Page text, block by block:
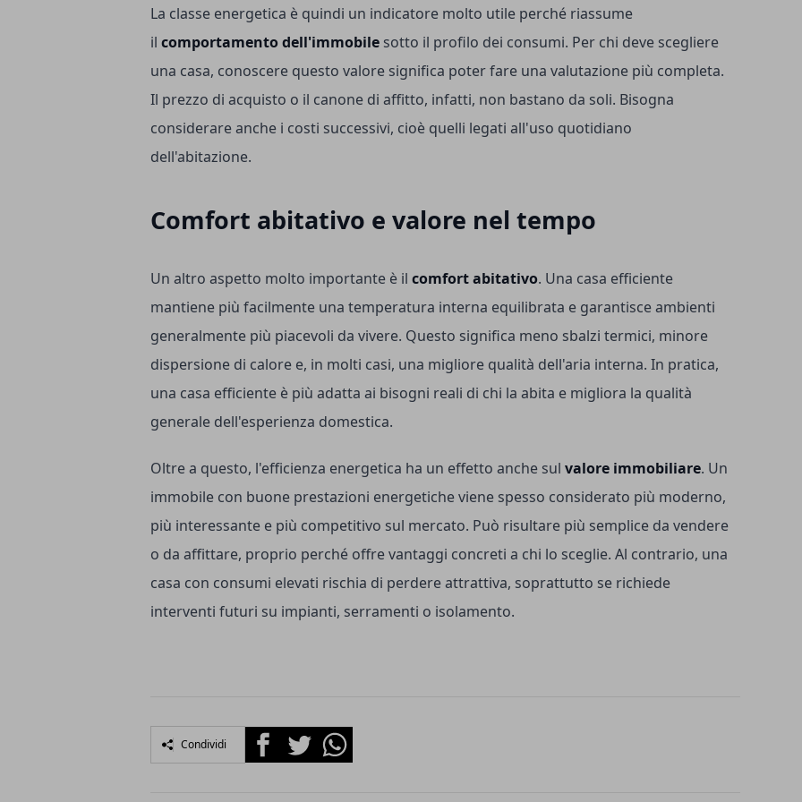
La classe energetica è quindi un indicatore molto utile perché riassume
il comportamento dell'immobile sotto il profilo dei consumi. Per chi deve scegliere
una casa, conoscere questo valore significa poter fare una valutazione più completa.
Il prezzo di acquisto o il canone di affitto, infatti, non bastano da soli. Bisogna
considerare anche i costi successivi, cioè quelli legati all'uso quotidiano
dell'abitazione.
Comfort abitativo e valore nel tempo
Un altro aspetto molto importante è il comfort abitativo. Una casa efficiente
mantiene più facilmente una temperatura interna equilibrata e garantisce ambienti
generalmente più piacevoli da vivere. Questo significa meno sbalzi termici, minore
dispersione di calore e, in molti casi, una migliore qualità dell'aria interna. In pratica,
una casa efficiente è più adatta ai bisogni reali di chi la abita e migliora la qualità
generale dell'esperienza domestica.
Oltre a questo, l'efficienza energetica ha un effetto anche sul valore immobiliare. Un
immobile con buone prestazioni energetiche viene spesso considerato più moderno,
più interessante e più competitivo sul mercato. Può risultare più semplice da vendere
o da affittare, proprio perché offre vantaggi concreti a chi lo sceglie. Al contrario, una
casa con consumi elevati rischia di perdere attrattiva, soprattutto se richiede
interventi futuri su impianti, serramenti o isolamento.
Condividi FacebookTwitterWhatsapp